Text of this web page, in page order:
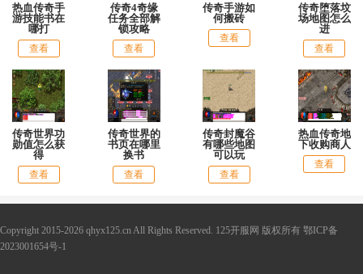
热血传奇手
游技能书在
哪打
查看
传奇4奇缘
任务全部解
锁攻略
查看
传奇手游如
何搬砖
查看
传奇堕落坟
场地图怎么
进
查看
传奇世界功
勋值怎么获
得
查看
传奇世界的
书页在哪里
换书
查看
传奇封魔谷
有哪些地图
可以玩
查看
热血传奇地
下收购商人
查看
Copyright 2015-2026 qhyx125.cn All Rights Reserved. 125开服网 版权所有 鄂ICP备
2023001654号-1